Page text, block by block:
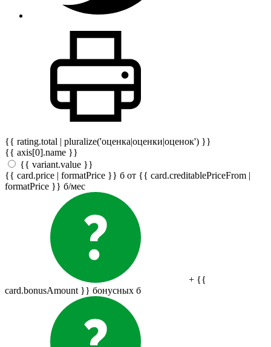
{{ rating.total | pluralize('оценка|оценки|оценок') }}
{{ axis[0].name }}
{{ variant.value }}
{{ card.price | formatPrice }} б от {{ card.creditablePriceFrom |
formatPrice }} б/мес
+ {{
card.bonusAmount }} бонусных б